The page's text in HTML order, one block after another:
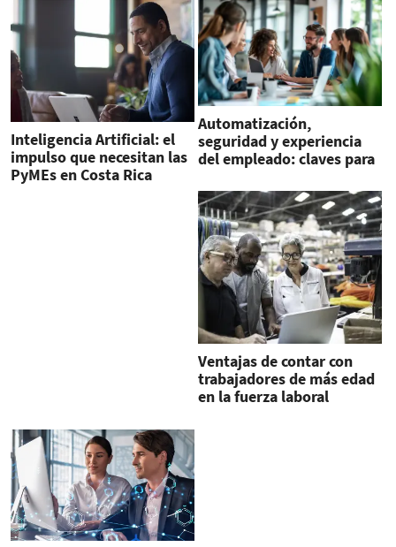
Inteligencia Artificial: el
impulso que necesitan las
PyMEs en Costa Rica
Automatización,
seguridad y experiencia
del empleado: claves para
Ventajas de contar con
trabajadores de más edad
en la fuerza laboral